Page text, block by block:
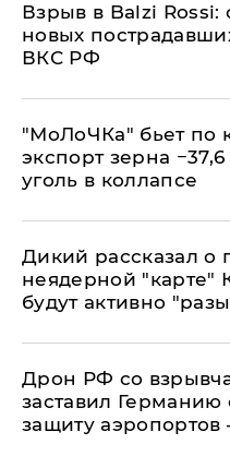
Взрыв в Balzi Rossi:
новых
ВКС РФ
​"МоЛоЧКа" бьет по
экспорт зерна
уголь в коллапсе
Дикий рассказал о
неядерной "карте"
будут активно
​Дрон РФ со
заставил Германию
защиту